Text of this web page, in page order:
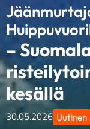
–
kesällä
30.05.2026 Uutinen